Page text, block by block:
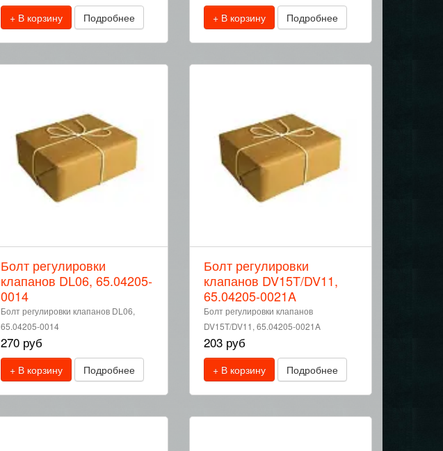
+ В корзину Подробнее + В корзину Подробнее
Болт регулировки
клапанов DL06, 65.04205-
0014
Болт регулировки клапанов DL06,
65.04205-0014
270 руб
+ В корзину Подробнее
Болт регулировки
клапанов DV15T/DV11,
65.04205-0021A
Болт регулировки клапанов
DV15T/DV11, 65.04205-0021A
203 руб
+ В корзину Подробнее